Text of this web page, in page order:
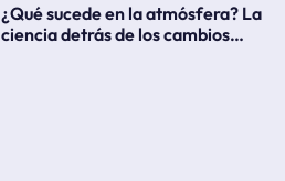
¿Qué sucede en la atmósfera? La
ciencia detrás de los cambios